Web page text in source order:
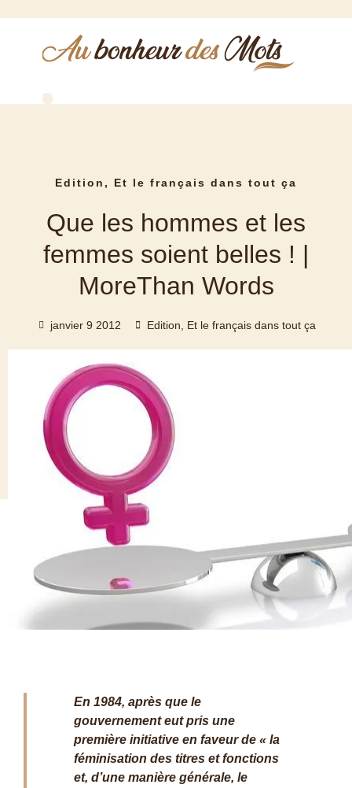
Edition , Et le français dans tout ça
Que les hommes et les
femmes soient belles ! |
MoreThan Words
janvier 9 2012 Edition Et le français dans tout ça
En 1984, après que le
gouvernement eut pris une
première initiative en faveur de « la
féminisation des titres et fonctions
et, d’une manière générale, le